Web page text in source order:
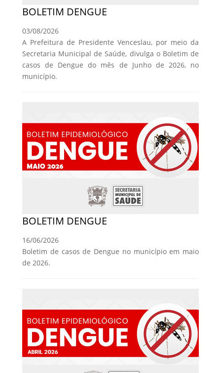
BOLETIM DENGUE
03/08/2026
A Prefeitura de Presidente Venceslau, por meio da
Secretaria Municipal de Saúde, divulga o Boletim de
casos de Dengue do mês de Junho de 2026, no
município.
BOLETIM DENGUE
16/06/2026
Boletim de casos de Dengue no município em maio
de 2026.